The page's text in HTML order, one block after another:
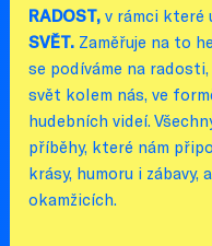
RADOST, v rámci které
SVĚT. Zaměřuje na to
se podíváme na
svět kolem nás, ve
hudebních videí.
příběhy, které nám
krásy, humoru i
okamžicích.